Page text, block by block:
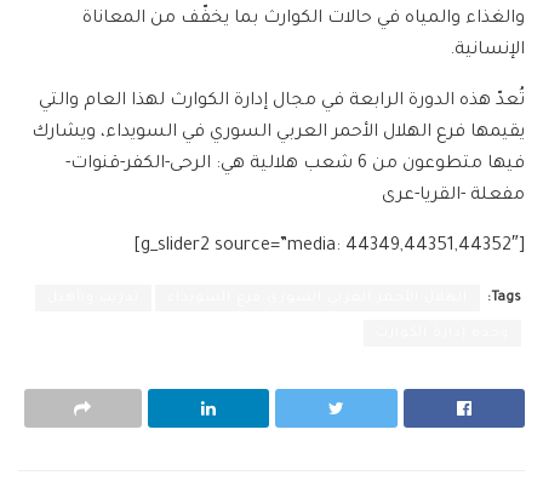
والغذاء والمياه في حالات الكوارث بما يخفّف من المعاناة
الإنسانية.
تُعدّ هذه الدورة الرابعة في مجال إدارة الكوارث لهذا العام والتي
يقيمها فرع الهلال الأحمر العربي السوري في السويداء، ويشارك
فيها متطوعون من 6 شعب هلالية هي: الرحى-الكفر-قنوات-
مفعلة -القريا-عرى
[g_slider2 source=”media: 44349,44351,44352″]
Tags: